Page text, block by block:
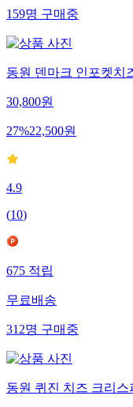
159명구매중
동원 덴마크 인포켓치
30,800원
27%22,500원
4.9
(10)
675적립
무료배송
312명구매중
동원 퀴진 치즈 크리스